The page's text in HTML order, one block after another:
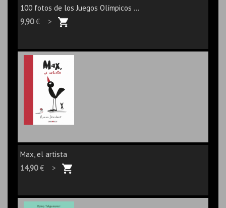
100 fotos de los Juegos Olímpicos ...
9,90€ >
Max, el artista
14,90€ >